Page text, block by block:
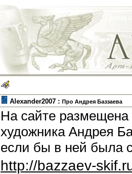
Alexander2007 : Про Андрея Баззаева
На сайте размещена
художника Андрея
если бы в ней была
http://bazzaev-